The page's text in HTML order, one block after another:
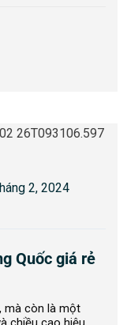
2, 2024
Quốc giá rẻ
mà còn là một